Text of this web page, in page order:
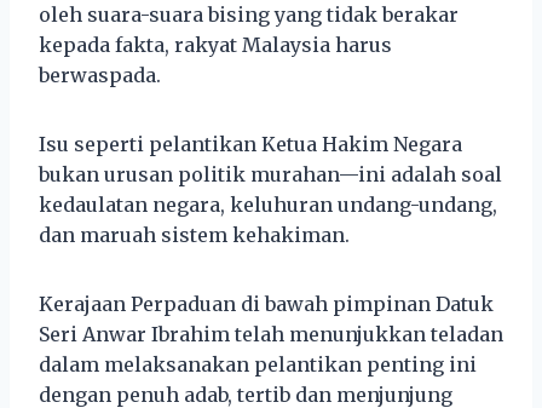
oleh suara-suara bising yang tidak berakar
kepada fakta, rakyat Malaysia harus
berwaspada.
Isu seperti pelantikan Ketua Hakim Negara
bukan urusan politik murahan—ini adalah soal
kedaulatan negara, keluhuran undang-undang,
dan maruah sistem kehakiman.
Kerajaan Perpaduan di bawah pimpinan Datuk
Seri Anwar Ibrahim telah menunjukkan teladan
dalam melaksanakan pelantikan penting ini
dengan penuh adab, tertib dan menjunjung